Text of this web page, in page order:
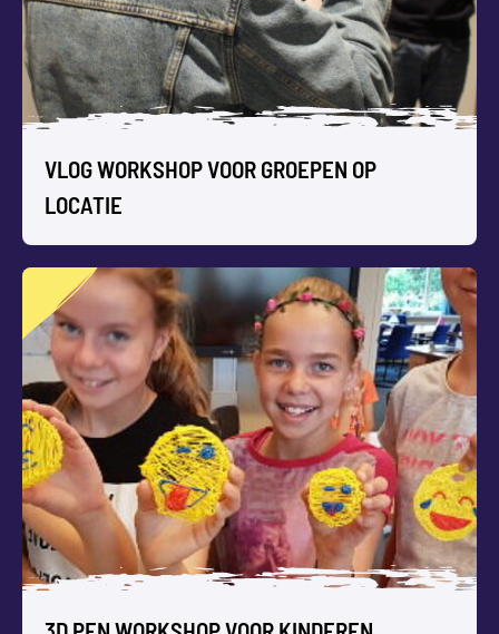
lessenserie, of zelfs een hele gamedesign dag op locatie.
VLOG WORKSHOP VOOR GROEPEN OP
LOCATIE
VLOG WORKSHOP VOOR GROEPEN OP
LOCATIE
Is vloggen nou echt zo gemakkelijk als het lijkt? We gaan
zelf filmen en monteren.